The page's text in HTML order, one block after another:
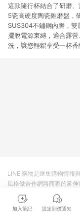
這款隨行杯結合了研磨
5瓷高硬度陶瓷錐磨盤，
SUS304不鏽鋼內膽，雙
擺脫電源束縛，適合露
洗，讓您輕鬆享受一杯香
加入筆記 設定到價通知
LINE 購物是匯集購物情報
風格做合作網路商家的延
商品至各合作網路商家，
準。